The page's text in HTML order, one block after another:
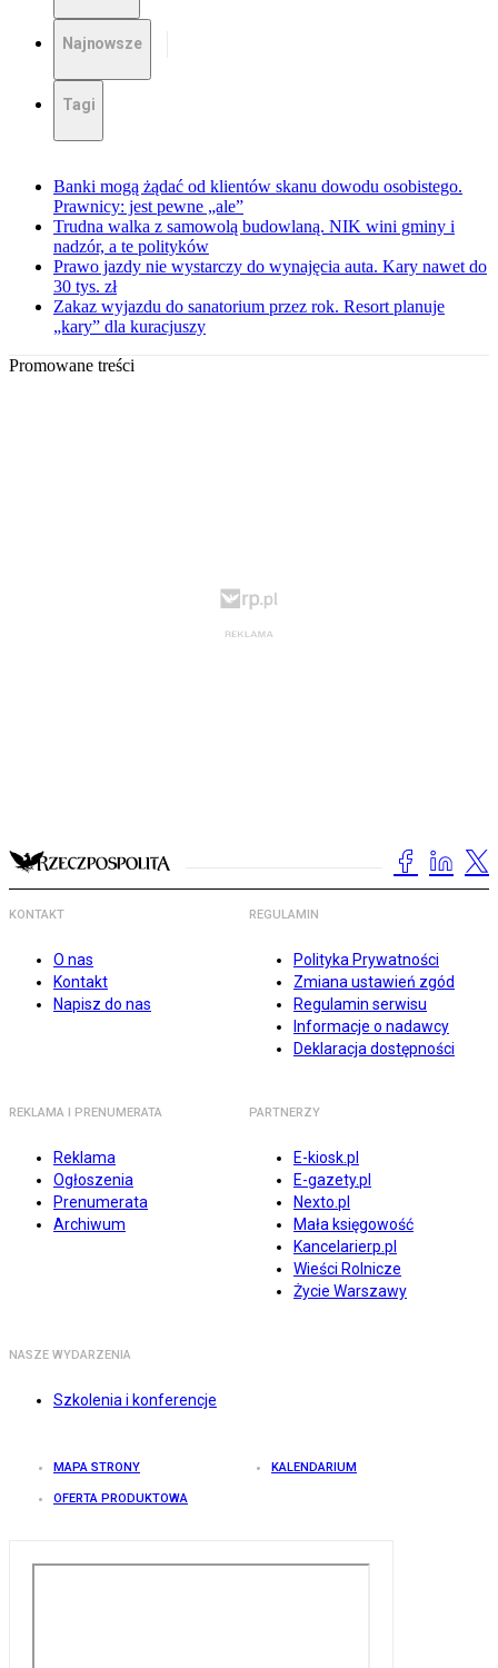
Najnowsze
Tagi
Banki mogą żądać od klientów skanu dowodu osobistego.
Prawnicy: jest pewne „ale”
Trudna walka z samowolą budowlaną. NIK wini gminy i
nadzór, a te polityków
Prawo jazdy nie wystarczy do wynajęcia auta. Kary nawet do
30 tys. zł
Zakaz wyjazdu do sanatorium przez rok. Resort planuje
„kary” dla kuracjuszy
Promowane treści
KONTAKT
O nas
Kontakt
Napisz do nas
REGULAMIN
Polityka Prywatności
Zmiana ustawień zgód
Regulamin serwisu
Informacje o nadawcy
Deklaracja dostępności
REKLAMA I PRENUMERATA
Reklama
Ogłoszenia
Prenumerata
Archiwum
PARTNERZY
E-kiosk.pl
E-gazety.pl
Nexto.pl
Mała księgowość
Kancelarierp.pl
Wieści Rolnicze
Życie Warszawy
NASZE WYDARZENIA
Szkolenia i konferencje
MAPA STRONY KALENDARIUM
OFERTA PRODUKTOWA